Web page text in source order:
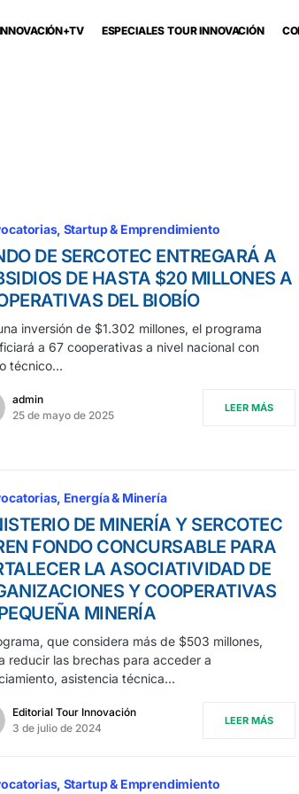
ESPECIALES TOUR INNOVACIÓN
Startup & Emprendimiento
DE SERCOTEC ENTREGARÁ A
DE HASTA $20 MILLONES A
DEL BIOBÍO
inversión de $1.302 millones, el programa
a 67 cooperativas a nivel nacional con
técnico…
admin
25 de mayo de 2025
LEER MÁS
Energía & Minería
DE MINERÍA Y SERCOTEC
FONDO CONCURSABLE PARA
LA ASOCIATIVIDAD DE
Y COOPERATIVAS
MINERÍA
que considera más de $503 millones,
reducir las brechas para acceder a
asistencia técnica…
Editorial Tour Innovación
3 de julio de 2024
LEER MÁS
Startup & Emprendimiento